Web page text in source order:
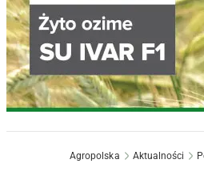
Agropolska Aktualności